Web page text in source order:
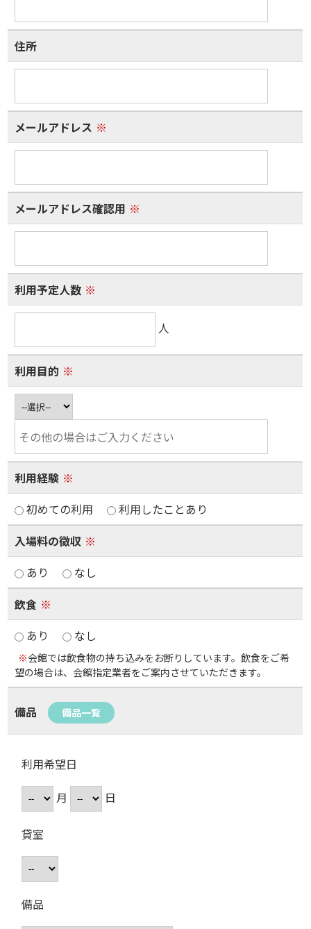
住所
メールアドレス ※
メールアドレス確認用 ※
利用予定人数 ※
人
利用目的 ※
利用経験 ※
初めての利用
利用したことあり
入場料の徴収 ※
あり
なし
飲食 ※
あり
なし
※会館では飲食物の持ち込みをお断りしています。飲食をご希
望の場合は、会館指定業者をご案内させていただきます。
備品 備品一覧
利用希望日
月
日
貸室
備品